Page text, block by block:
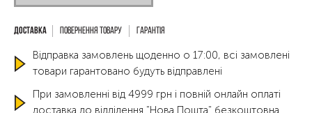
Повернення товару Гарантія
Відправка замовлень щоденно о 17:00, всі замовлені
товари гарантовано будуть відправлені
При замовленні від 4999 грн і повній онлайн оплаті
доставка до відділення "Нова Пошта" безкоштовна